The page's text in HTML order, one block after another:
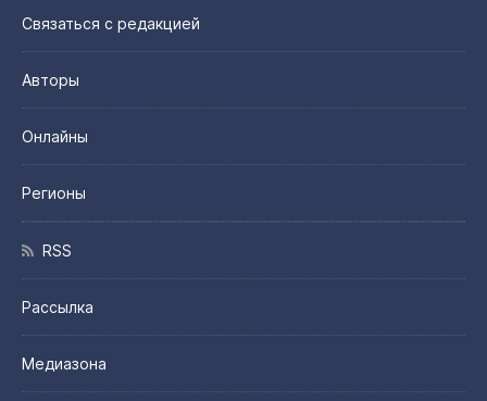
Связаться с редакцией
Авторы
Онлайны
Регионы
RSS
Рассылка
Медиазона